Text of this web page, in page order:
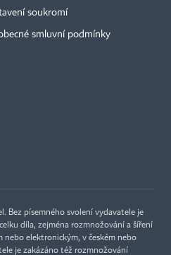
soukromí
smluvní podmínky
Bez písemného svolení vydavatele je
díla, zejména rozmnožování a šíření
nebo elektronickým, v českém nebo
je zakázáno též rozmnožování